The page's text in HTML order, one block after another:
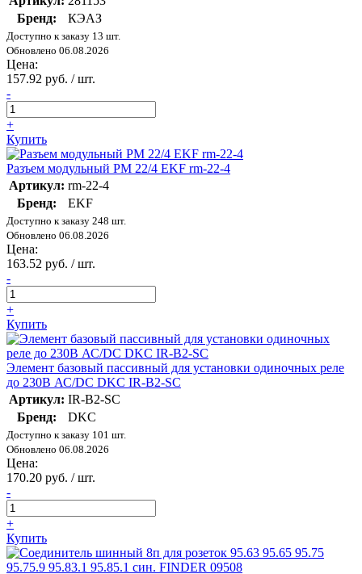
Бренд:
КЭАЗ
Доступно к заказу 13 шт.
Обновлено 06.08.2026
Цена:
157.92 руб. / шт.
-
+
Купить
Разъем модульный РМ 22/4 EKF rm-22-4
Артикул: rm-22-4
Бренд:
EKF
Доступно к заказу 248 шт.
Обновлено 06.08.2026
Цена:
163.52 руб. / шт.
-
+
Купить
Элемент базовый пассивный для установки одиночных реле
до 230В АС/DC DKC IR-B2-SC
Артикул: IR-B2-SC
Бренд:
DKC
Доступно к заказу 101 шт.
Обновлено 06.08.2026
Цена:
170.20 руб. / шт.
-
+
Купить